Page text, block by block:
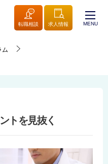
転職相談 求人情報 MENU
ム
トを見抜く